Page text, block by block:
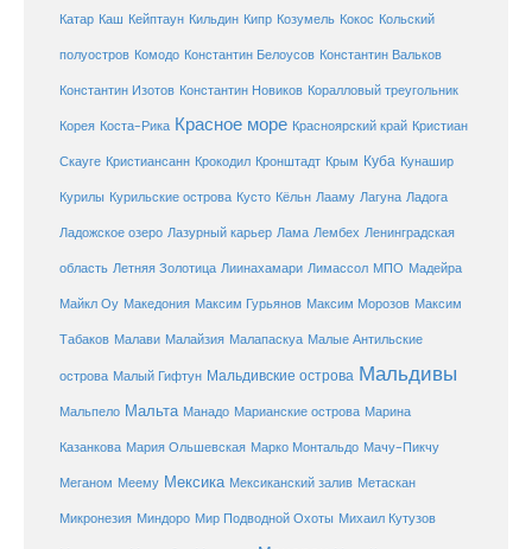
Катар Каш Кейптаун Кильдин Кипр Козумель Кокос Кольский
полуостров Комодо Константин Белоусов Константин Вальков
Константин Изотов Константин Новиков Коралловый треугольник
Корея Коста-Рика Красное море Красноярский край Кристиан
Скауге Кристиансанн Крокодил Кронштадт Крым Куба Кунашир
Курилы Курильские острова Кусто Кёльн Лааму Лагуна Ладога
Ладожское озеро Лазурный карьер Лама Лембех Ленинградская
область Летняя Золотица Лиинахамари Лимассол МПО Мадейра
Майкл Оу Македония Максим Гурьянов Максим Морозов Максим
Табаков Малави Малайзия Малапаскуа Малые Антильские
острова Малый Гифтун Мальдивские острова Мальдивы
Мальпело Мальта Манадо Марианские острова Марина
Казанкова Мария Ольшевская Марко Монтальдо Мачу-Пикчу
Меганом Меему Мексика Мексиканский залив Метаскан
Микронезия Миндоро Мир Подводной Охоты Михаил Кутузов